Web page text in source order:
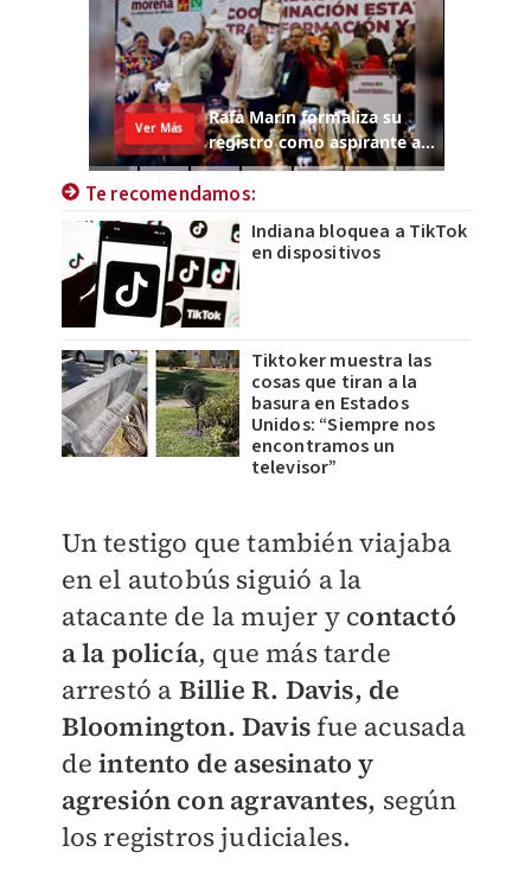
Te recomendamos:
Indiana bloquea a TikTok
en dispositivos
Tiktoker muestra las
cosas que tiran a la
basura en Estados
Unidos: “Siempre nos
encontramos un
televisor”
Un testigo que también viajaba
en el autobús siguió a la
atacante de la mujer y contactó
a la policía, que más tarde
arrestó a Billie R. Davis, de
Bloomington. Davisfue acusada
de intento de asesinato y
agresión con agravantes, según
los registros judiciales.